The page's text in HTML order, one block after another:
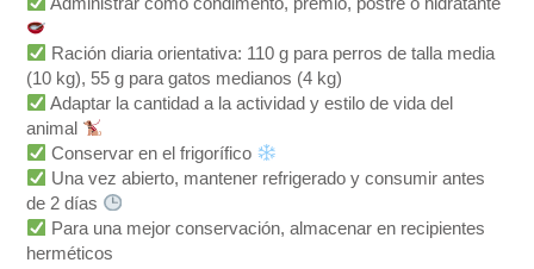
Ración diaria orientativa: 110 g para perros de talla media
(10 kg), 55 g para gatos medianos (4 kg)
Adaptar la cantidad a la actividad y estilo de vida del
animal
Conservar en el frigorífico
Una vez abierto, mantener refrigerado y consumir antes
de 2 días
Para una mejor conservación, almacenar en recipientes
herméticos